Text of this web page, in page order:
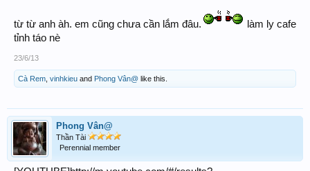
từ từ anh àh. em cũng chưa cần lắm đâu.
làm ly cafe
tỉnh táo nè
23/6/13
Cà Rem vinhkieu and Phong Vân@ like this.
Phong Vân@
Thần Tài
Perennial member